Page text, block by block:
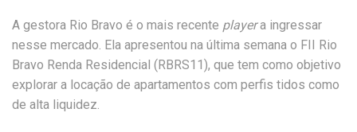
A gestora Rio Bravo é o mais recente playera ingressar
nesse mercado. Ela apresentou na última semana o FII Rio
Bravo Renda Residencial (RBRS11), que tem como objetivo
explorar a locação de apartamentos com perfis tidos como
de alta liquidez.